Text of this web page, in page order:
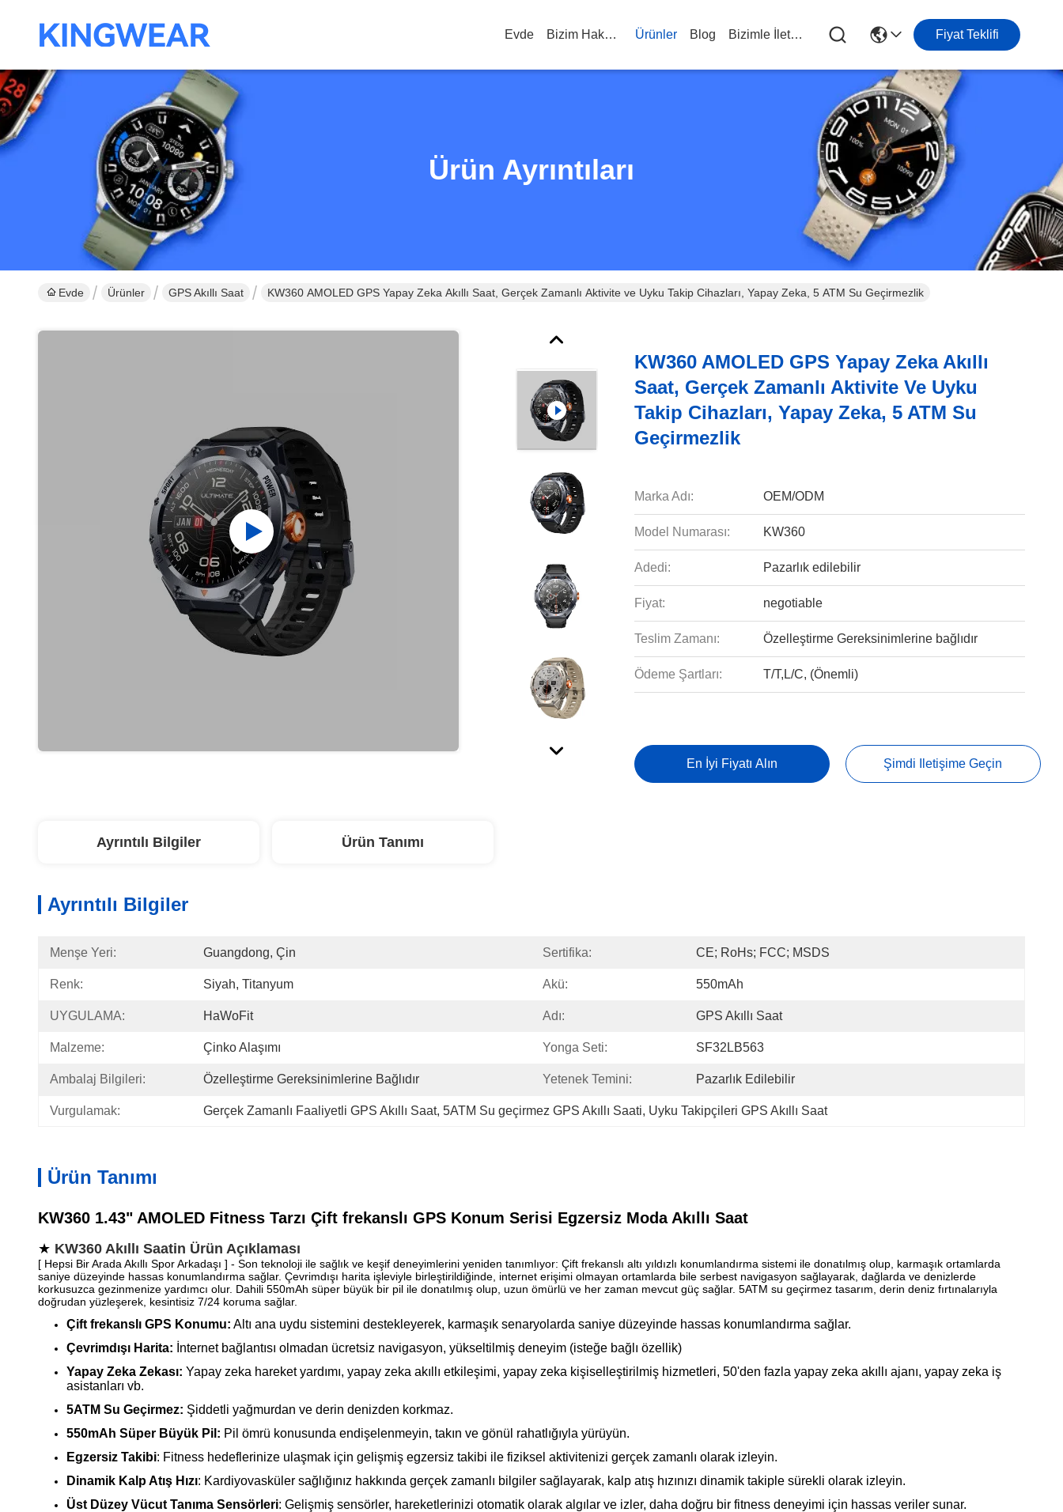
Evde Bizim Hakkımızda Ürünler Blog Bizimle İletişim Fiyat Teklifi
Ürün Ayrıntıları
Evde Ürünler GPS Akıllı Saat KW360 AMOLED GPS Yapay Zeka Akıllı Saat, Gerçek Zamanlı Aktivite ve Uyku Takip Cihazları, Yapay Zeka, 5 ATM Su Geçirmezlik
KW360 AMOLED GPS Yapay Zeka Akıllı
Saat, Gerçek Zamanlı Aktivite Ve Uyku
Takip Cihazları, Yapay Zeka, 5 ATM Su
Geçirmezlik
Marka Adı: OEM/ODM
Model Numarası: KW360
Adedi: Pazarlık edilebilir
Fiyat: negotiable
Teslim Zamanı: Özelleştirme Gereksinimlerine bağlıdır
Ödeme Şartları: T/T,L/C, (Önemli)
En İyi Fiyatı Alın Şimdi Iletişime Geçin
Ayrıntılı Bilgiler Ürün Tanımı
Ayrıntılı Bilgiler
Menşe Yeri: Guangdong, Çin Sertifika: CE; RoHs; FCC; MSDS
Renk: Siyah, Titanyum Akü: 550mAh
UYGULAMA: HaWoFit Adı: GPS Akıllı Saat
Malzeme: Çinko Alaşımı Yonga Seti: SF32LB563
Ambalaj Bilgileri: Özelleştirme Gereksinimlerine Bağlıdır Yetenek Temini: Pazarlık Edilebilir
Vurgulamak: Gerçek Zamanlı Faaliyetli GPS Akıllı Saat, 5ATM Su geçirmez GPS Akıllı Saati, Uyku Takipçileri GPS Akıllı Saat
Ürün Tanımı
KW360 1.43" AMOLED Fitness Tarzı Çift frekanslı GPS Konum Serisi Egzersiz Moda Akıllı Saat
★ KW360 Akıllı Saatin Ürün Açıklaması
[ Hepsi Bir Arada Akıllı Spor Arkadaşı ] - Son teknoloji ile sağlık ve keşif deneyimlerini yeniden tanımlıyor: Çift frekanslı altı yıldızlı konumlandırma sistemi ile donatılmış olup, karmaşık ortamlarda
saniye düzeyinde hassas konumlandırma sağlar. Çevrimdışı harita işleviyle birleştirildiğinde, internet erişimi olmayan ortamlarda bile serbest navigasyon sağlayarak, dağlarda ve denizlerde
korkusuzca gezinmenize yardımcı olur. Dahili 550mAh süper büyük bir pil ile donatılmış olup, uzun ömürlü ve her zaman mevcut güç sağlar. 5ATM su geçirmez tasarım, derin deniz fırtınalarıyla
doğrudan yüzleşerek, kesintisiz 7/24 koruma sağlar.
Çift frekanslı GPS Konumu: Altı ana uydu sistemini destekleyerek, karmaşık senaryolarda saniye düzeyinde hassas konumlandırma sağlar.
Çevrimdışı Harita: İnternet bağlantısı olmadan ücretsiz navigasyon, yükseltilmiş deneyim (isteğe bağlı özellik)
Yapay Zeka Zekası: Yapay zeka hareket yardımı, yapay zeka akıllı etkileşimi, yapay zeka kişiselleştirilmiş hizmetleri, 50'den fazla yapay zeka akıllı ajanı, yapay zeka iş
asistanları vb.
5ATM Su Geçirmez: Şiddetli yağmurdan ve derin denizden korkmaz.
550mAh Süper Büyük Pil: Pil ömrü konusunda endişelenmeyin, takın ve gönül rahatlığıyla yürüyün.
Egzersiz Takibi: Fitness hedeflerinize ulaşmak için gelişmiş egzersiz takibi ile fiziksel aktivitenizi gerçek zamanlı olarak izleyin.
Dinamik Kalp Atış Hızı: Kardiyovasküler sağlığınız hakkında gerçek zamanlı bilgiler sağlayarak, kalp atış hızınızı dinamik takiple sürekli olarak izleyin.
Üst Düzey Vücut Tanıma Sensörleri: Gelişmiş sensörler, hareketlerinizi otomatik olarak algılar ve izler, daha doğru bir fitness deneyimi için hassas veriler sunar.